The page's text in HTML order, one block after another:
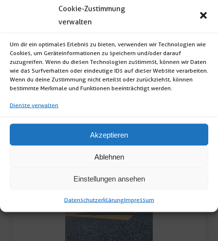
Cookie-Zustimmung
verwalten
Um dir ein optimales Erlebnis zu bieten, verwenden wir Technologien wie
Cookies, um Geräteinformationen zu speichern und/oder darauf
zuzugreifen. Wenn du diesen Technologien zustimmst, können wir Daten
wie das Surfverhalten oder eindeutige IDs auf dieser Website verarbeiten.
Wenn du deine Zustimmung nicht erteilst oder zurückziehst, können
bestimmte Merkmale und Funktionen beeinträchtigt werden.
Dienste verwalten
Akzeptieren
Ablehnen
Einstellungen ansehen
DatenschutzerklärungImpressum
Teppich Expo mit Schutzfolie (B1 schwer
entflammbar; Farbe: grau meliert) […]
Teppich
Expo